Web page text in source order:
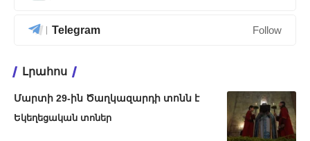
Telegram Follow
Լրահոս
Մարտի 29-ին Ծաղկազարդի տոնն է
Եկեղեցական տոներ